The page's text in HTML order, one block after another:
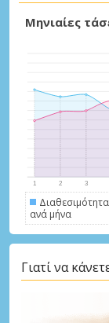
Μηνιαίες
ανά μήνα
Γιατί να